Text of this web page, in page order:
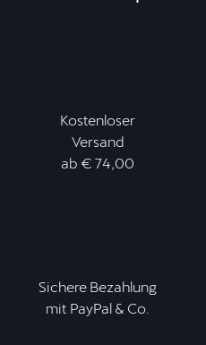
Kostenloser
Versand
ab € 74,00
Sichere Bezahlung
mit PayPal & Co.